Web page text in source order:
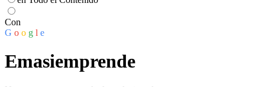
Con
G o o g l e
Emasiemprende